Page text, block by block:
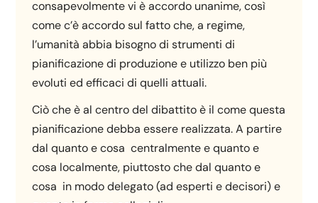
consapevolmente vi è accordo unanime, così
come c’è accordo sul fatto che, a regime,
l’umanità abbia bisogno di strumenti di
pianificazione di produzione e utilizzo ben più
evoluti ed efficaci di quelli attuali.
Ciò che è al centro del dibattito è il come questa
pianificazione debba essere realizzata. A partire
dal quanto e cosa centralmente e quanto e
cosa localmente, piuttosto che dal quanto e
cosa in modo delegato (ad esperti e decisori) e